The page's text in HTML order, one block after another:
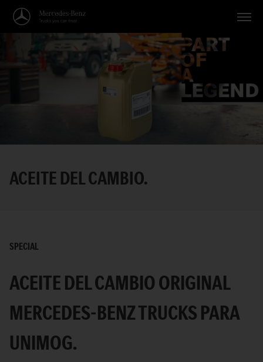
Vehículos
Aplicaciones
Español
ACEITE DEL CAMBIO.
SPECIAL
ACEITE DEL CAMBIO ORIGINAL
MERCEDES-BENZ TRUCKS PARA
UNIMOG.